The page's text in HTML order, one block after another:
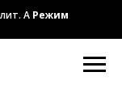
А Режим